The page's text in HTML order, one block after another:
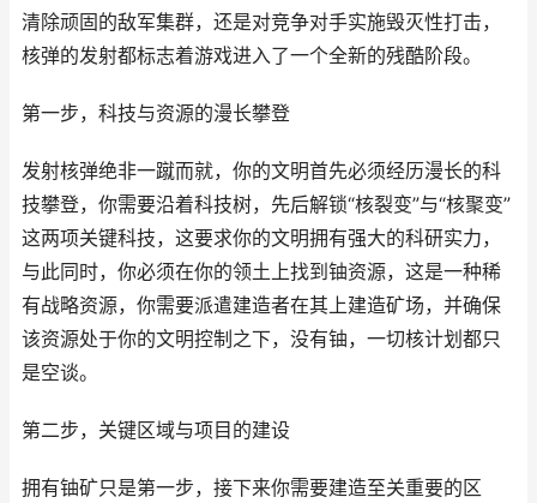
清除顽固的敌军集群，还是对竞争对手实施毁灭性打击，
核弹的发射都标志着游戏进入了一个全新的残酷阶段。
第一步，科技与资源的漫长攀登
发射核弹绝非一蹴而就，你的文明首先必须经历漫长的科
技攀登，你需要沿着科技树，先后解锁“核裂变”与“核聚变”
这两项关键科技，这要求你的文明拥有强大的科研实力，
与此同时，你必须在你的领土上找到铀资源，这是一种稀
有战略资源，你需要派遣建造者在其上建造矿场，并确保
该资源处于你的文明控制之下，没有铀，一切核计划都只
是空谈。
第二步，关键区域与项目的建设
拥有铀矿只是第一步，接下来你需要建造至关重要的区